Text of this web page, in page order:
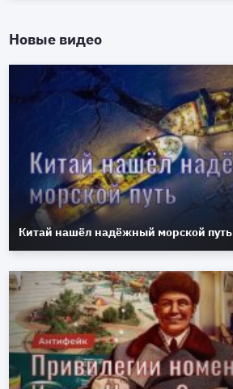
Новые видео
Китай нашёл надёжный морской путь